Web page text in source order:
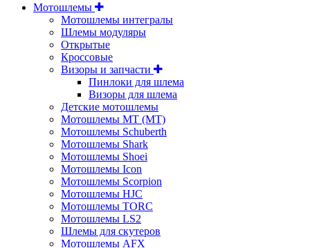
Мотошлемы
Мотошлемы интегралы
Шлемы модуляры
Открытые
Кросcовые
Визоры и запчасти
Пинлоки для шлема
Визоры для шлема
Детские мотошлемы
Мотошлемы MT (МТ)
Мотошлемы Schuberth
Мотошлемы Shark
Мотошлемы Shoei
Мотошлемы Icon
Мотошлемы Scorpion
Мотошлемы HJC
Мотошлемы TORC
Мотошлемы LS2
Шлемы для скутеров
Мотошлемы AFX